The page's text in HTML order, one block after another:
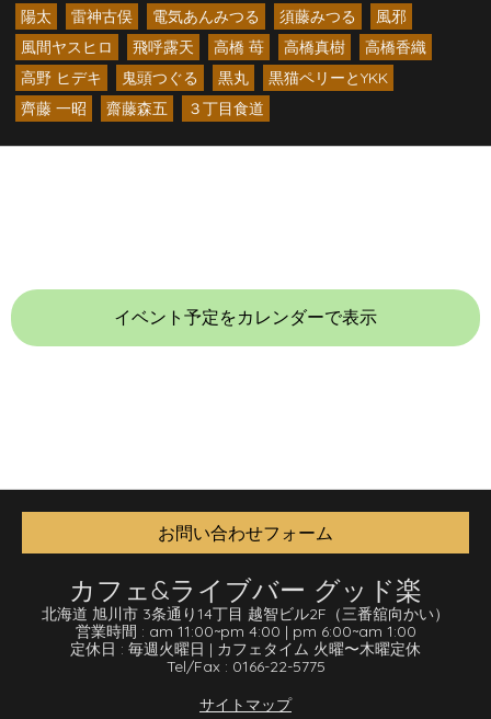
陽太
雷神古俣 電気あんみつる 須藤みつる
風邪
風間ヤスヒロ
飛呼露天 高橋 苺 高橋真樹
高橋香織
高野 ヒデキ
鬼頭つぐる 黒丸
黒猫ペリーとYKK
齊藤 一昭
齋藤森五 ３丁目食道
イベント予定をカレンダーで表示
お問い合わせフォーム
カフェ&ライブバー グッド楽
北海道 旭川市 3条通り14丁目 越智ビル2F （三番舘向かい）
営業時間 : am 11:00~pm 4:00 | pm 6:00~am 1:00
定休日 : 毎週火曜日 | カフェタイム 火曜〜木曜定休
Tel/Fax : 0166-22-5775
サイトマップ